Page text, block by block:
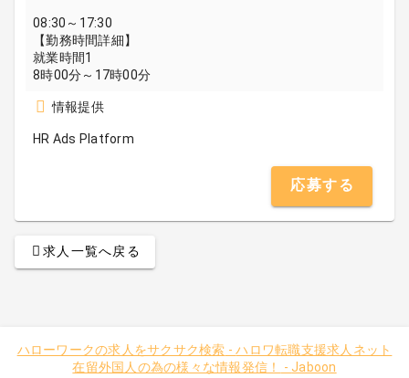
08:30～17:30
【勤務時間詳細】
就業時間1
8時00分～17時00分
情報提供
HR Ads Platform
応募する
求人一覧へ戻る
ハローワークの求人をサクサク検索 -ハロワ転職支援求人ネット
在留外国人の為の様々な情報発信！
- Jaboon